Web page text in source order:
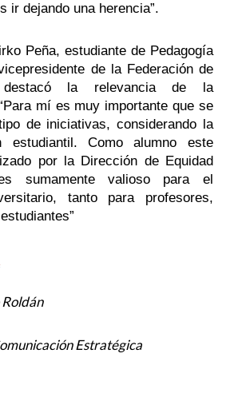
ir dejando una herencia”.
Peña, estudiante de Pedagogía
de la Federación de
destacó la relevancia de la
mí es muy importante que se
de iniciativas, considerando la
estudiantil. Como alumno este
por la Dirección de Equidad
sumamente valioso para el
tanto para profesores,
Estratégica